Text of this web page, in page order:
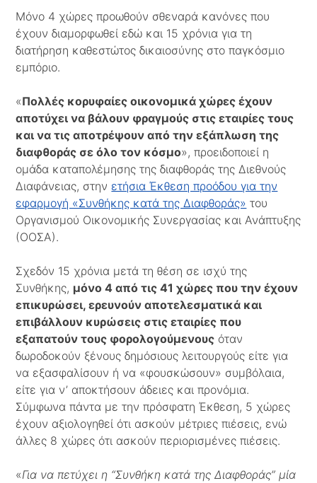
Μόνο 4 χώρες προωθούν σθεναρά κανόνες που
έχουν διαμορφωθεί εδώ και 15 χρόνια για τη
διατήρηση καθεστώτος δικαιοσύνης στο παγκόσμιο
εμπόριο.
«Πολλές κορυφαίες οικονομικά χώρες έχουν
αποτύχει να βάλουν φραγμούς στις εταιρίες τους
και να τις αποτρέψουν από την εξάπλωση της
διαφθοράς σε όλο τον κόσμο», προειδοποιεί η
ομάδα καταπολέμησης της διαφθοράς της Διεθνούς
Διαφάνειας, στην ετήσια Έκθεση προόδου για την
εφαρμογή «Συνθήκης κατά της Διαφθοράς» του
Οργανισμού Οικονομικής Συνεργασίας και Ανάπτυξης
(ΟΟΣΑ).
Σχεδόν 15 χρόνια μετά τη θέση σε ισχύ της
Συνθήκης, μόνο 4 από τις 41 χώρες που την έχουν
επικυρώσει, ερευνούν αποτελεσματικά και
επιβάλλουν κυρώσεις στις εταιρίες που
εξαπατούν τους φορολογούμενους όταν
δωροδοκούν ξένους δημόσιους λειτουργούς είτε για
να εξασφαλίσουν ή να «φουσκώσουν» συμβόλαια,
είτε για ν’ αποκτήσουν άδειες και προνόμια.
Σύμφωνα πάντα με την πρόσφατη Έκθεση, 5 χώρες
έχουν αξιολογηθεί ότι ασκούν μέτριες πιέσεις, ενώ
άλλες 8 χώρες ότι ασκούν περιορισμένες πιέσεις.
«Για να πετύχει η “Συνθήκη κατά της Διαφθοράς” μία